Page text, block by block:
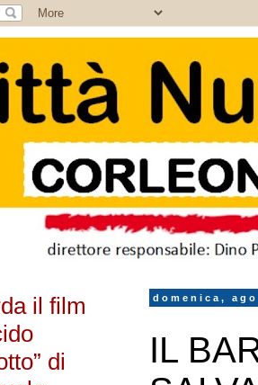
domenica,
IL
il film
di